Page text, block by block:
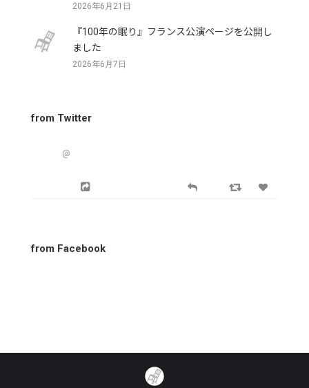
2026年6月21日
『100年の眠り』フランス公演ページを公開し
ました
2026年6月7日
from Twitter
@
from Facebook